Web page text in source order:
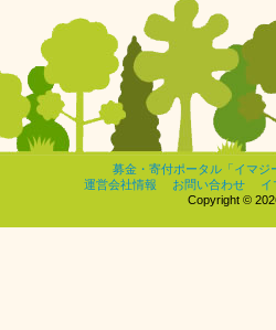
募金・寄付ポータル「イマジ
運営会社情報
お問い合わせ
イ
Copyright ©